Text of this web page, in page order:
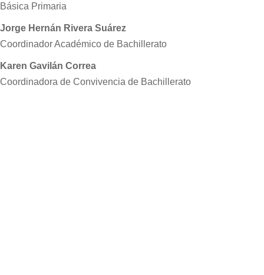
Básica Primaria
Jorge Hernán Rivera Suárez
Coordinador Académico de Bachillerato
Karen Gavilán Correa
Coordinadora de Convivencia de Bachillerato